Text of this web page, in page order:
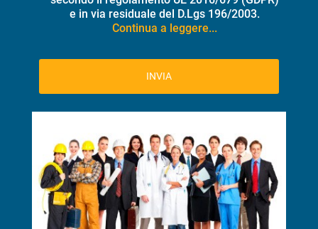
e in via residuale del D.Lgs 196/2003.
Continua a leggere...